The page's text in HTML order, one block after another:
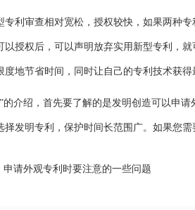
审查相对宽松，授权较快，如果两种专
授权后，可以声明放弃实用新型专利，
地节省时间，同时让自己的专利技术获得
绍，首先要了解的是发明创造可以申请
发明专利，保护时间长范围广。如果您需
申请外观专利时要注意的一些问题